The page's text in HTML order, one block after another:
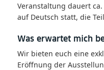
Veranstaltung dauert
auf Deutsch statt, die
Was erwartet mich
Wir bieten euch eine
Eröffnung der